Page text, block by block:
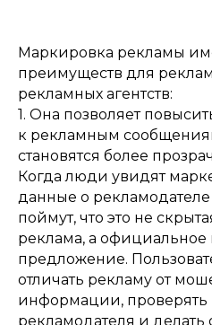
Маркировка рекламы
преимуществ для
рекламных агентств:
1. Она позволяет
к рекламным
становятся более
Когда люди увидят
данные о
поймут, что это не
реклама, а официальное
предложение.
отличать рекламу от
информации, проверять
рекламодателя и